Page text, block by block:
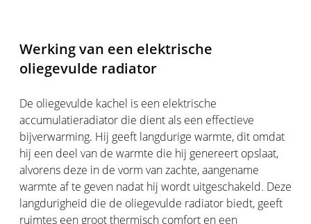
Werking van een elektrische
oliegevulde radiator
De oliegevulde kachel is een elektrische
accumulatieradiator die dient als een effectieve
bijverwarming. Hij geeft langdurige warmte, dit omdat
hij een deel van de warmte die hij genereert opslaat,
alvorens deze in de vorm van zachte, aangename
warmte af te geven nadat hij wordt uitgeschakeld. Deze
langdurigheid die de oliegevulde radiator biedt, geeft
ruimtes een groot thermisch comfort en een